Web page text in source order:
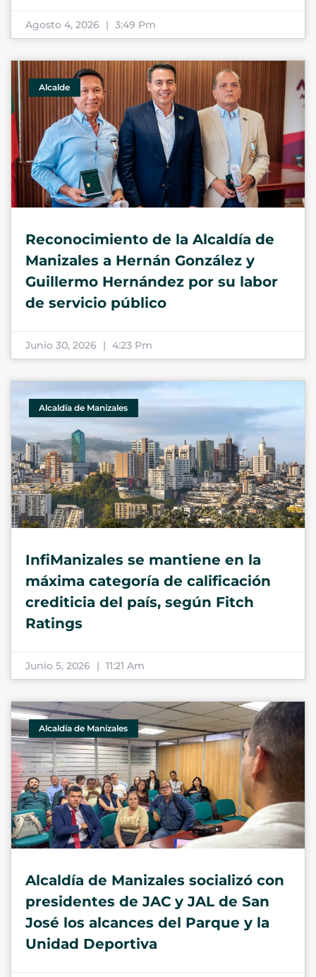
Agosto 4, 2026 3:49 Pm
Alcalde
Reconocimiento de la Alcaldía de
Manizales a Hernán González y
Guillermo Hernández por su labor
de servicio público
Junio 30, 2026 4:23 Pm
Alcaldía de Manizales
InfiManizales se mantiene en la
máxima categoría de calificación
crediticia del país, según Fitch
Ratings
Junio 5, 2026 11:21 Am
Alcaldía de Manizales
Alcaldía de Manizales socializó con
presidentes de JAC y JAL de San
José los alcances del Parque y la
Unidad Deportiva